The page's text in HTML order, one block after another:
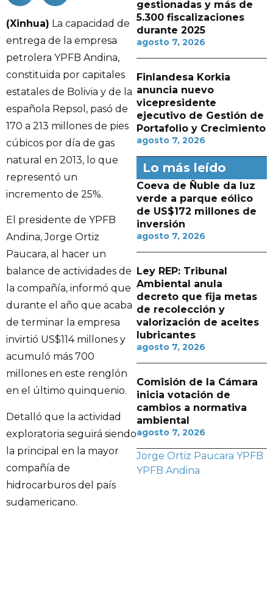
(Xinhua) La capacidad de
entrega de la empresa
petrolera YPFB Andina,
constituida por capitales
estatales de Bolivia y de la
española Repsol, pasó de
170 a 213 millones de pies
cúbicos por día de gas
natural en 2013, lo que
representó un
incremento de 25%.
El presidente de YPFB
Andina, Jorge Ortiz
Paucara, al hacer un
balance de actividades de
la compañía, informó que
durante el año que acaba
de terminar la empresa
invirtió US$114 millones y
acumuló más 700
millones en este renglón
en el último quinquenio.
Detalló que la actividad
exploratoria seguirá siendo
la principal en la mayor
compañía de
hidrocarburos del país
sudamericano.
gestionadas y más de
5.300 fiscalizaciones
durante 2025
agosto 7, 2026
Finlandesa Korkia
anuncia nuevo
vicepresidente
ejecutivo de Gestión de
Portafolio y Crecimiento
agosto 7, 2026
Lo más leído
Coeva de Ñuble da luz
verde a parque eólico
de US$172 millones de
inversión
agosto 7, 2026
Ley REP: Tribunal
Ambiental anula
decreto que fija metas
de recolección y
valorización de aceites
lubricantes
agosto 7, 2026
Comisión de la Cámara
inicia votación de
cambios a normativa
ambiental
agosto 7, 2026
Jorge Ortiz Paucara YPFB
YPFB Andina